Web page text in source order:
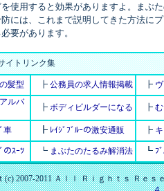
使用すると効果がありますよ。まぶ
には、これまで説明してきた方法に
要があります。
トリンク集
髪型 ┣ 公務員の求人情報掲載 ┣
ルバ
┣ ボディビルダーになる ┣
車 ┣ ﾚｲｼﾞﾌﾞﾙｰの激安通販 ┣
のｽｰﾂ ┗ まぶたのたるみ解消法 ┗ ﾌ
2007-2011 Ａｌｌ Ｒｉｇｈｔｓ Ｒｅ